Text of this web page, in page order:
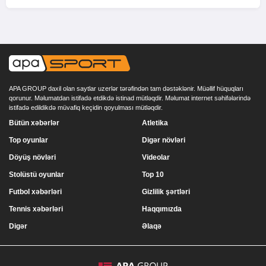
APA GROUP daxil olan saytlar uzerlər tərəfindən tam dəstəklənir. Müəllif hüquqları
qorunur. Məlumatdan istifadə etdikdə istinad mütləqdir. Məlumat internet səhifələrində
istifadə edildikdə müvafiq keçidin qoyulması mütləqdir.
Bütün xəbərlər
Top oyunlar
Döyüş növləri
Stolüstü oyunlar
Atletika
Digər növləri
Videolar
Top 10
Futbol xəbərləri
Tennis xəbərləri
Digər
Gizlilik şərtləri
Haqqımızda
Əlaqə